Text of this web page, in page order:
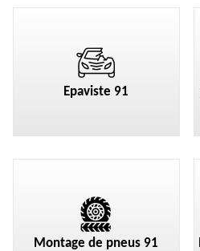
Epaviste 91
Montage de pneus 91